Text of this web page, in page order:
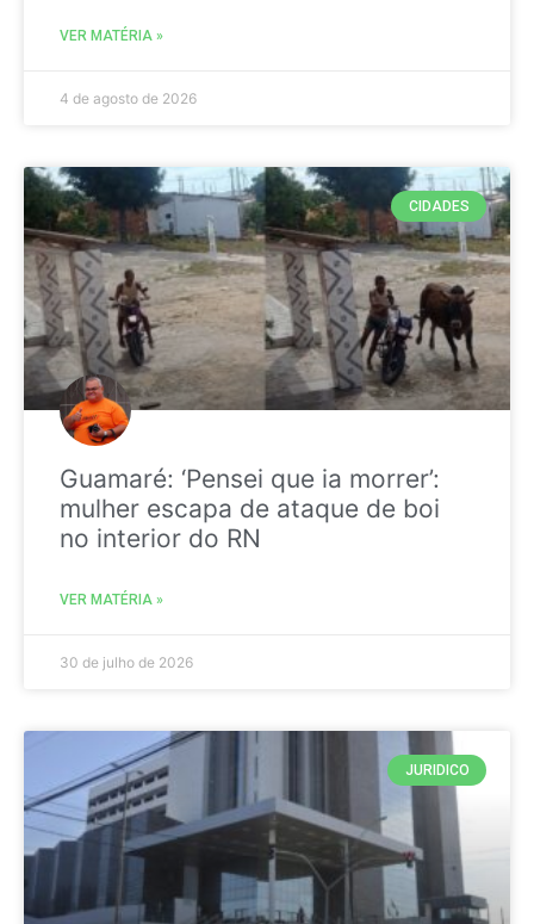
VER MATÉRIA »
4 de agosto de 2026
CIDADES
Guamaré: ‘Pensei que ia morrer’:
mulher escapa de ataque de boi
no interior do RN
VER MATÉRIA »
30 de julho de 2026
JURIDICO